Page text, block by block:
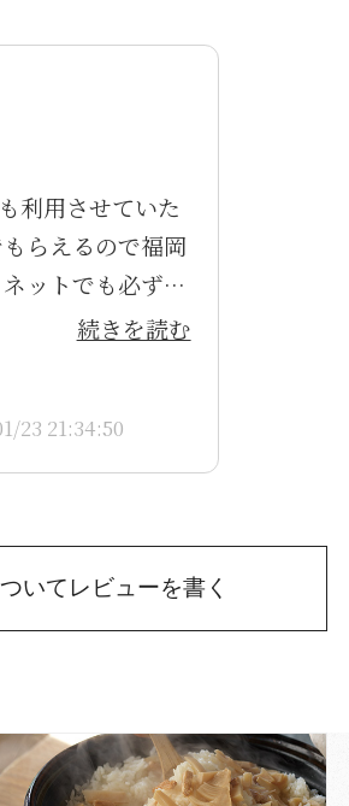
利用させていた
らえるので福岡
ットでも必ず贈
続きを読む
23 21:34:50
いてレビューを書く